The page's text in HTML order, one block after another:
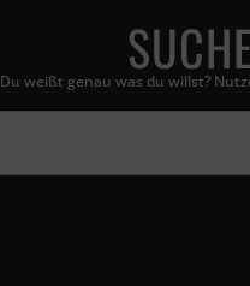
Du weißt genau was du willst?